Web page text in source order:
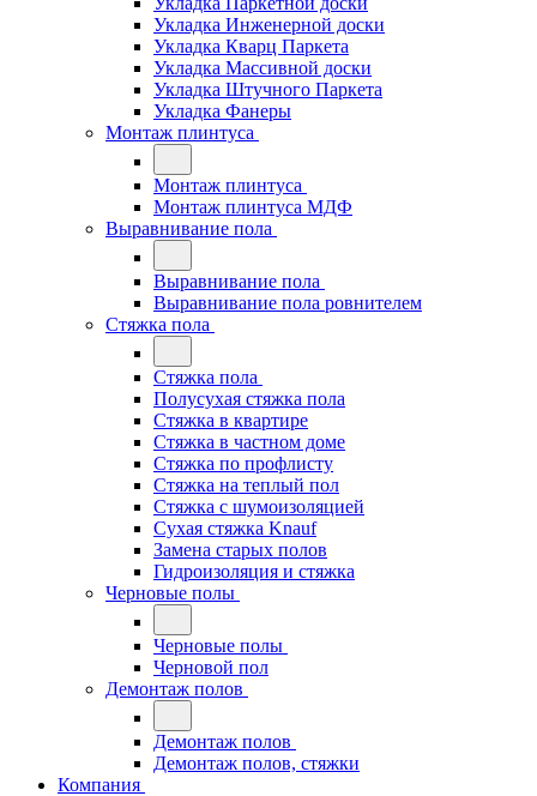
Укладка Инженерной доски
Укладка Кварц Паркета
Укладка Массивной доски
Укладка Штучного Паркета
Укладка Фанеры
Монтаж плинтуса
Монтаж плинтуса
Монтаж плинтуса МДФ
Выравнивание пола
Выравнивание пола
Выравнивание пола ровнителем
Стяжка пола
Стяжка пола
Полусухая стяжка пола
Стяжка в квартире
Стяжка в частном доме
Стяжка по профлисту
Стяжка на теплый пол
Стяжка с шумоизоляцией
Сухая стяжка Knauf
Замена старых полов
Гидроизоляция и стяжка
Черновые полы
Черновые полы
Черновой пол
Демонтаж полов
Демонтаж полов
Демонтаж полов, стяжки
Компания